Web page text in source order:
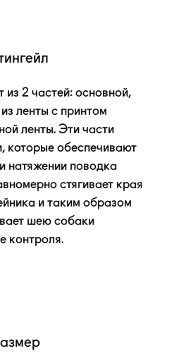
из 2 частей: основной,
ленты с принтом
ленты. Эти части
которые обеспечивают
натяжении поводка
стягивает края
и таким образом
шею собаки
контроля.